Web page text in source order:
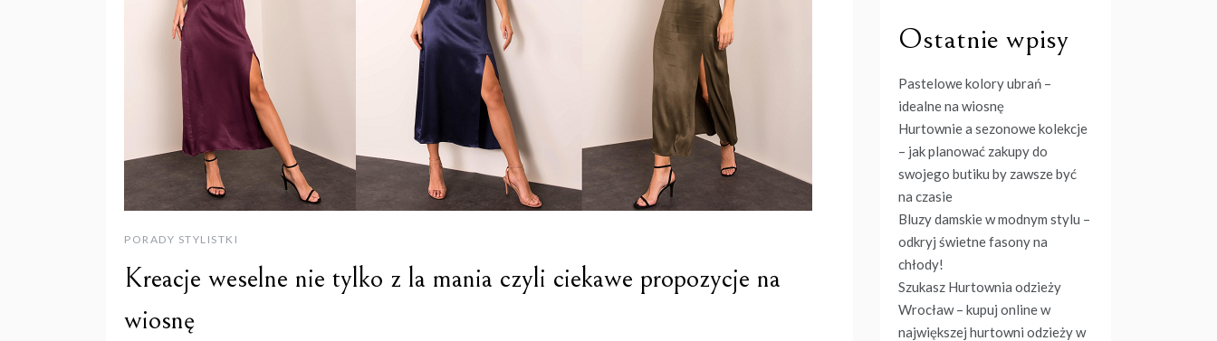
PORADY STYLISTKI
Kreacje weselne nie tylko z la mania czyli ciekawe propozycje na
wiosnę
Ostatnie wpisy
Pastelowe kolory ubrań –
idealne na wiosnę
Hurtownie a sezonowe kolekcje
– jak planować zakupy do
swojego butiku by zawsze być
na czasie
Bluzy damskie w modnym stylu –
odkryj świetne fasony na
chłody!
Szukasz Hurtownia odzieży
Wrocław – kupuj online w
największej hurtowni odzieży w